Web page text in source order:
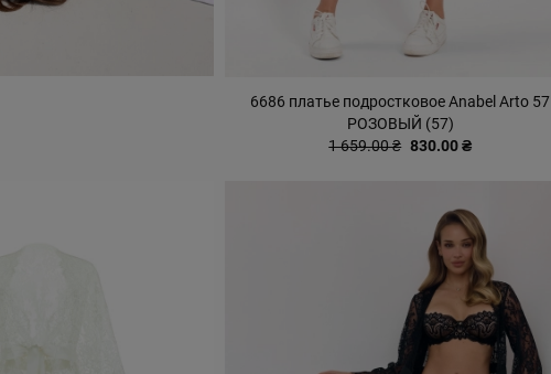
6686 платье подростковое Anabel Arto 57
РОЗОВЫЙ (57)
1 659.00 ₴ 830.00 ₴